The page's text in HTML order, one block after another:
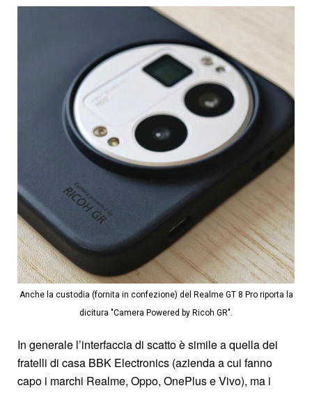
Anche la custodia (fornita in confezione) del Realme GT 8 Pro riporta la
dicitura "Camera Powered by Ricoh GR".
In generale l’interfaccia di scatto è simile a quella dei
fratelli di casa BBK Electronics (azienda a cui fanno
capo i marchi Realme, Oppo, OnePlus e Vivo), ma i